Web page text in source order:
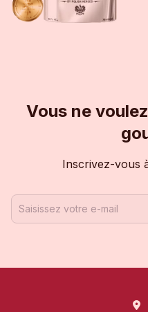
Vous ne
Inscrivez-vous